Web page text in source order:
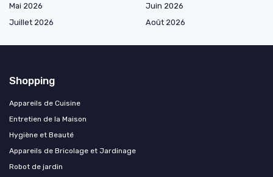
Mai 2026
Juin 2026
Juillet 2026
Août 2026
Shopping
Appareils de Cuisine
Entretien de la Maison
Hygiène et Beauté
Appareils de Bricolage et Jardinage
Robot de jardin